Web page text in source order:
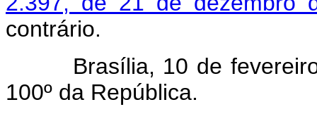
contrário.
Brasília, 10 de fevereiro
100º da República.